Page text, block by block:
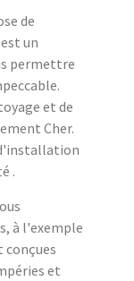
de
un
permettre
et de
Cher.
.
à l'exemple
conçues
et